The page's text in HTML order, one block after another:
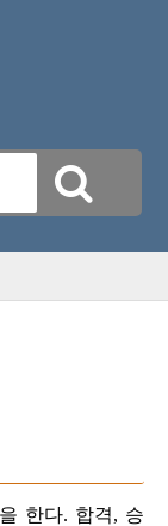
한다. 합격, 승